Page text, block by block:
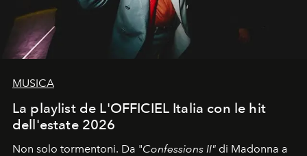
MUSICA
La playlist de L'OFFICIEL Italia con le hit
dell'estate 2026
Non solo tormentoni. Da "Confessions II" di Madonna a